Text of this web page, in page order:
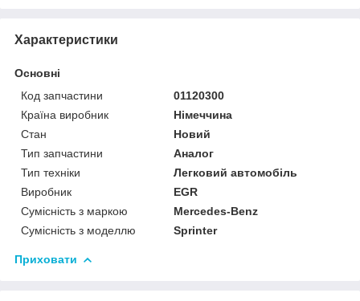
Характеристики
Основні
Код запчастини
01120300
Країна виробник
Німеччина
Стан
Новий
Тип запчастини
Аналог
Тип техніки
Легковий автомобіль
Виробник
EGR
Сумісність з маркою
Mercedes-Benz
Сумісність з моделлю
Sprinter
Приховати